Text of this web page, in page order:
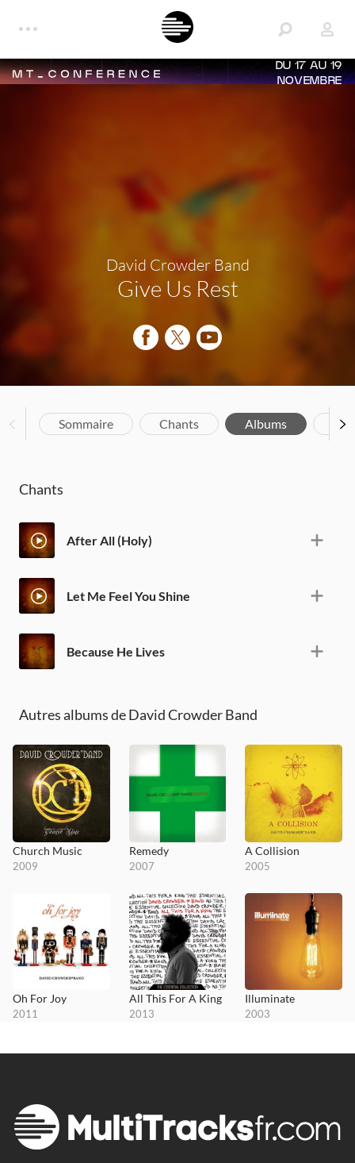
DU 17 AU 19
NOVEMBRE
David Crowder Band
Give Us Rest
Sommaire Chants Albums
Chants
After All (Holy)
Let Me Feel You Shine
Because He Lives
Autres albums de David Crowder Band
Church Music
2009
Remedy
2007
A Collision
2005
Oh For Joy
2011
All This For A King
2013
Illuminate
2003